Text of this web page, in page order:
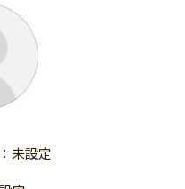
注目
支援金額が多い
支援人数が多い
終了日が近い
国際協力
も・教育
リティ
未設定